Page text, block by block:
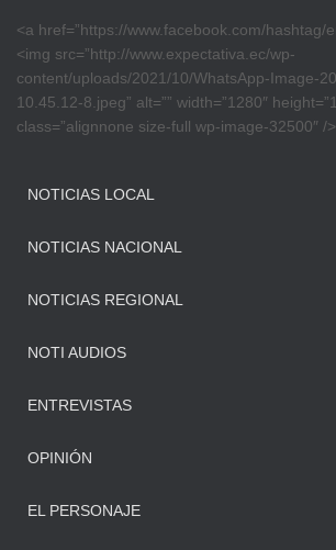
<a href=”https://www.facebook.com/hashtag/
<img src=”http://www.expectativa.ec/wp-
content/uploads/2021/10/WhatsApp-Image-
10.45.12-8.jpeg” alt=”” width=”1280″
class=”alignnone size-full wp-image-32500″ /
NOTICIAS LOCAL
NOTICIAS NACIONAL
NOTICIAS REGIONAL
NOTI AUDIOS
ENTREVISTAS
OPINIÓN
EL PERSONAJE